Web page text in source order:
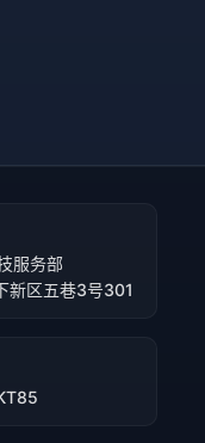
服务部
新区五巷3号301